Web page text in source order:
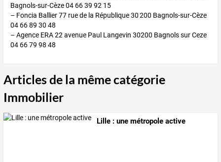
Bagnols-sur-Cèze 04 66 39 92 15
– Foncia Ballier 77 rue de la République 30 200 Bagnols-sur-Cèze
04 66 89 30 48
– Agence ERA 22 avenue Paul Langevin 30200 Bagnols sur Ceze
04 66 79 98 48
Articles de la même catégorie
Immobilier
Lille : une métropole active